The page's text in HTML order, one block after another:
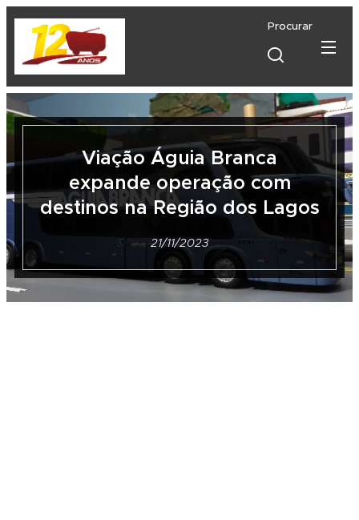
Procurar
Viação Águia Branca
expande operação com
destinos na Região dos Lagos
21/11/2023